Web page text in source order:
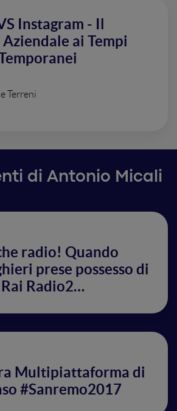
Instagram - Il
ai Tempi
Terreni
di Antonio Micali
radio! Quando
prese possesso di
Rai Radio2…
Multipiattaforma di
#Sanremo2017